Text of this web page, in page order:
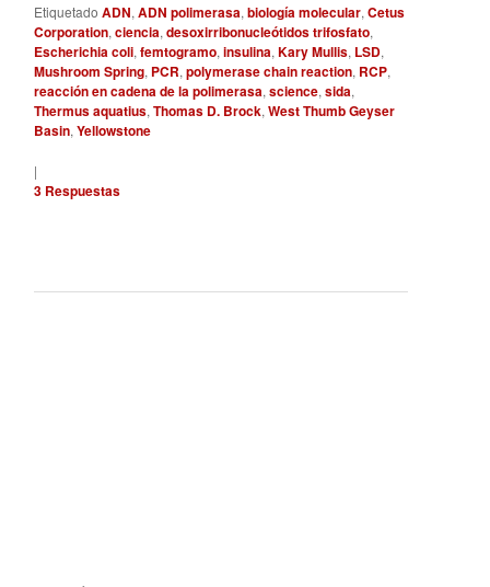
Etiquetado ADN, ADN polimerasa, biología molecular, Cetus
Corporation, ciencia, desoxirribonucleótidos trifosfato,
Escherichia coli, femtogramo, insulina, Kary Mullis, LSD,
Mushroom Spring, PCR, polymerase chain reaction, RCP,
reacción en cadena de la polimerasa, science, sida,
Thermus aquatius, Thomas D. Brock, West Thumb Geyser
Basin, Yellowstone
|
3Respuestas